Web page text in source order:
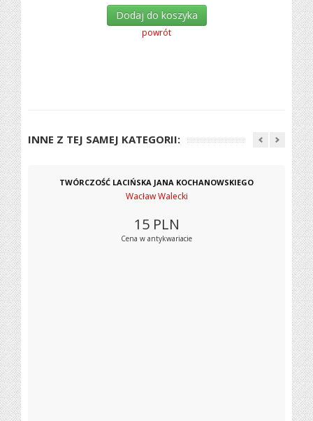
Dodaj do koszyka
powrót
INNE Z TEJ SAMEJ KATEGORII:
TWÓRCZOŚĆ LACIŃSKA JANA KOCHANOWSKIEGO
Wacław Walecki
15 PLN
Cena w antykwariacie